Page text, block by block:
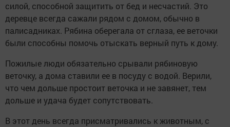
силой, способной защитить от бед и несчастий. Это
деревце всегда сажали рядом с домом, обычно в
палисадниках. Рябина оберегала от сглаза, ее веточки
были способны помочь отыскать верный путь к дому.
Пожилые люди обязательно срывали рябиновую
веточку, а дома ставили ее в посуду с водой. Верили,
что чем дольше простоит веточка и не завянет, тем
дольше и удача будет сопутствовать.
В этот день всегда присматривались к животным, с